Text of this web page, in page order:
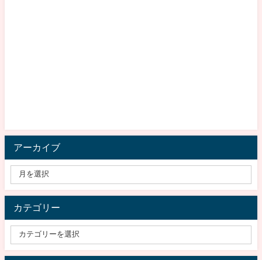
アーカイブ
カテゴリー